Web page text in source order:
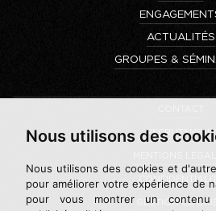
Nous utilisons des
Nous utilisons des cookies et
pour améliorer votre expérience de
pour vous montrer un contenu
ACTUALITÉS
GROUPES &
RECRUTEMENT
GESTION